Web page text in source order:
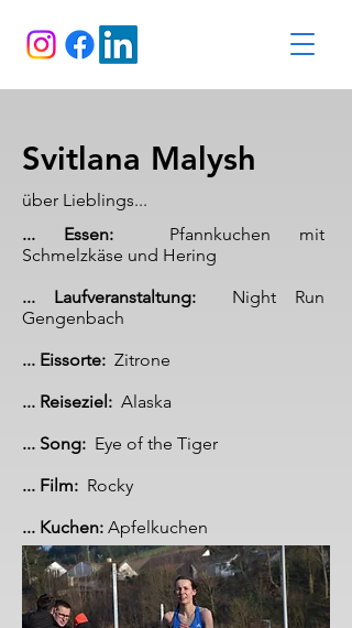
Svitlana Malysh
über Lieblings...
... Essen: Pfannkuchen mit
Schmelzkäse und Hering
... Laufveranstaltung: Night Run
Gengenbach
... Eissorte: Zitrone
... Reiseziel: Alaska
... Song: Eye of the Tiger​​
... Film: Rocky
... Kuchen: Apfelkuchen